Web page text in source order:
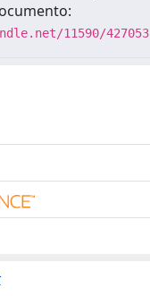
11590/427053